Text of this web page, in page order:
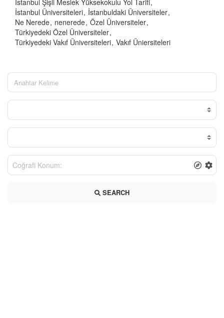
İstanbul Şişli Meslek Yüksekokulu Yol Tarifi
İstanbul Üniversiteleri İstanbuldaki Üniversiteler
Ne Nerede nenerede Özel Üniversiteler
Türkiyedeki Özel Üniversiteler
Türkiyedeki Vakıf Üniversiteleri Vakıf Üniersiteleri
SEARCH